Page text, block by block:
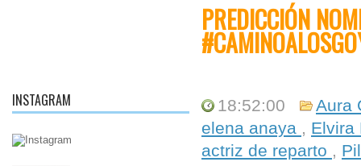
INSTAGRAM
PREDICCIÓN
18:52:00
Aura
elena anaya ,
actriz de reparto ,